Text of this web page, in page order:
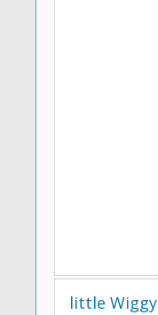
little Wiggy